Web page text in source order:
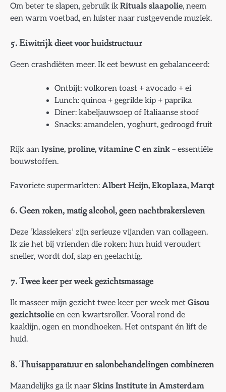
Om beter te slapen, gebruik ik Rituals slaapolie, neem
een warm voetbad, en luister naar rustgevende muziek.
5. Eiwitrijk dieet voor huidstructuur
Geen crashdiëten meer. Ik eet bewust en gebalanceerd:
Ontbijt: volkoren toast + avocado + ei
Lunch: quinoa + gegrilde kip + paprika
Diner: kabeljauwsoep of Italiaanse stoof
Snacks: amandelen, yoghurt, gedroogd fruit
Rijk aan lysine, proline, vitamine C en zink – essentiële
bouwstoffen.
Favoriete supermarkten: Albert Heijn, Ekoplaza, Marqt
6. Geen roken, matig alcohol, geen nachtbrakersleven
Deze ‘klassiekers’ zijn serieuze vijanden van collageen.
Ik zie het bij vrienden die roken: hun huid veroudert
sneller, wordt dof, slap en geelachtig.
7. Twee keer per week gezichtsmassage
Ik masseer mijn gezicht twee keer per week met Gisou
gezichtsolie en een kwartsroller. Vooral rond de
kaaklijn, ogen en mondhoeken. Het ontspant én lift de
huid.
8. Thuisapparatuur en salonbehandelingen combineren
Maandelijks ga ik naar Skins Institute in Amsterdam